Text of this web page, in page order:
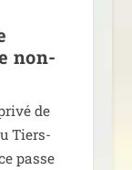
non-
de
Tiers-
passe